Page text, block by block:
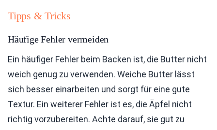
Tipps & Tricks
Häufige Fehler vermeiden
Ein häufiger Fehler beim Backen ist, die Butter nicht
weich genug zu verwenden. Weiche Butter lässt
sich besser einarbeiten und sorgt für eine gute
Textur. Ein weiterer Fehler ist es, die Äpfel nicht
richtig vorzubereiten. Achte darauf, sie gut zu